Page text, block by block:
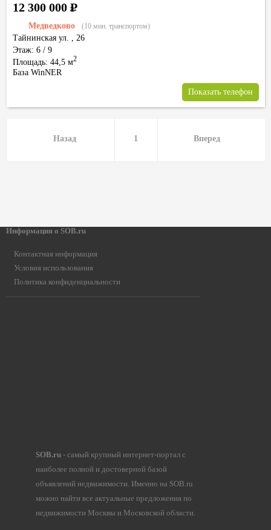
Медведково (10 мин. транспортом)
Тайнинская ул. , 26
Этаж: 6 / 9
Площадь: 44,5 м2
12 300 000Р
База WinNER
Показать телефон
Назад 1 Вперед
Информация о SOB.ru
Контактная информация
Условия использования
Политика конфиденциальности
SOB.ru- самый крупный интернет-портал с
наиболее полной и достоверной базой
объявлений недвижимости. Именно на SOB.ru
можно найти все актуальные предложения по
недвижимости Москвы и Московской области.